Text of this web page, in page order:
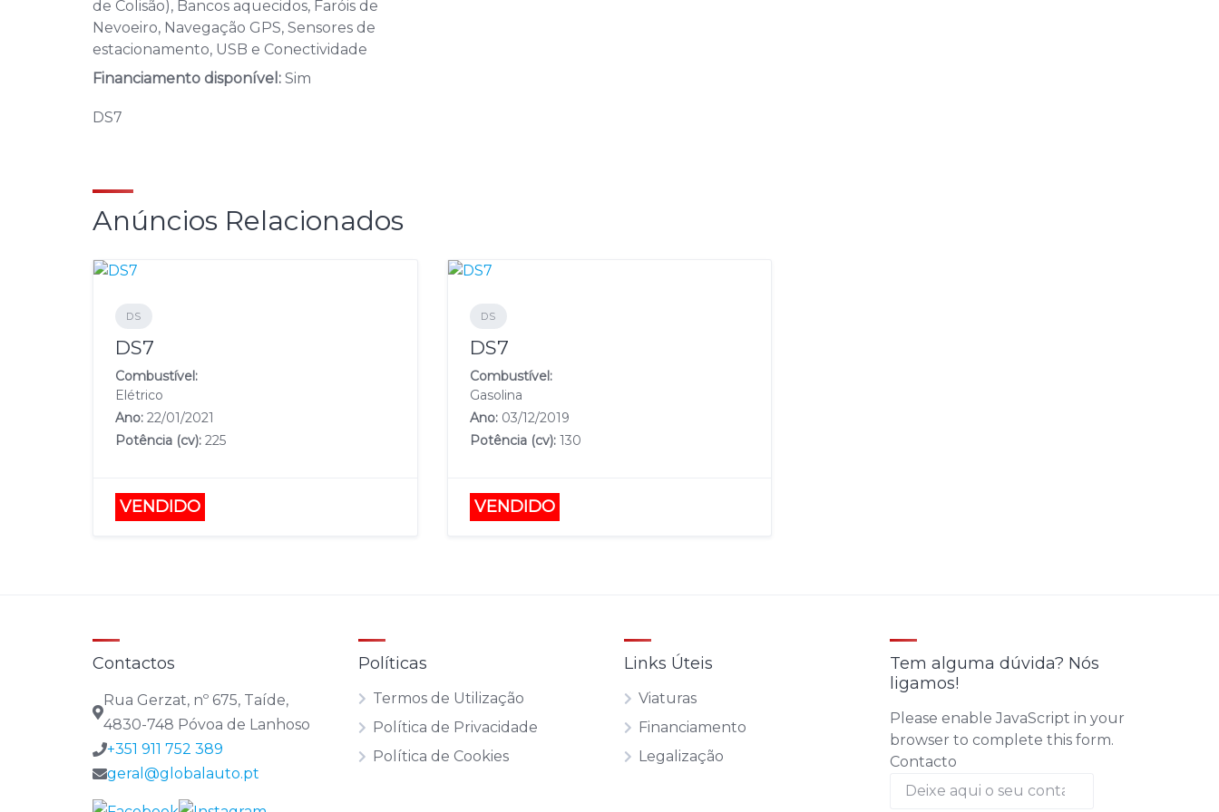
de Colisão), Bancos aquecidos, Faróis de
Nevoeiro, Navegação GPS, Sensores de
estacionamento, USB e Conectividade
Financiamento disponível: Sim
DS7
Anúncios Relacionados
DS
DS7
Combustível:
Elétrico
Ano: 22/01/2021
Potência (cv): 225
VENDIDO
DS
DS7
Combustível:
Gasolina
Ano:03/12/2019
Potência (cv):130
VENDIDO
Contactos
Rua Gerzat, nº 675, Taíde,
4830-748 Póvoa de Lanhoso
+351 911 752 389
geral@globalauto.pt
Políticas
Termos de Utilização
Política de Privacidade
Política de Cookies
Links Úteis
Viaturas
Financiamento
Legalização
Tem alguma dúvida? Nós
ligamos!
Please enable JavaScript in your
browser to complete this form.
Contacto
RGPD
Contacto